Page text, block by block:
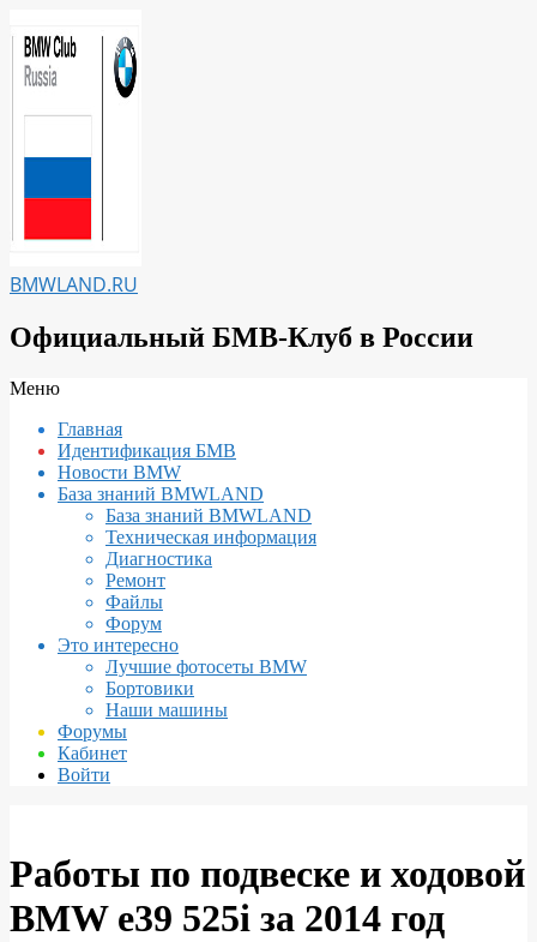
к
содержимому
BMWLAND.RU
Официальный БМВ-Клуб в России
Вторичное
навигации
Меню
Главная
Идентификация БМВ
Новости BMW
База знаний BMWLAND
База знаний BMWLAND
Техническая информация
Диагностика
Ремонт
Файлы
Форум
Это интересно
Лучшие фотосеты BMW
Бортовики
Наши машины
Форумы
Кабинет
Войти
Работы по подвеске и ходовой
BMW e39 525i за 2014 год